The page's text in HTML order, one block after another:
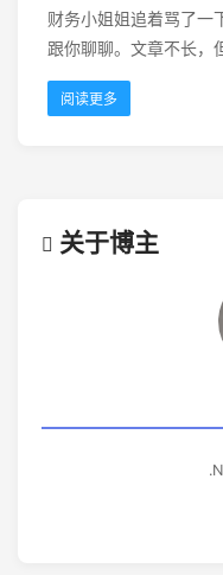
财务小姐姐追着骂了一
跟你聊聊。文章不长，
阅读更多
关于博主